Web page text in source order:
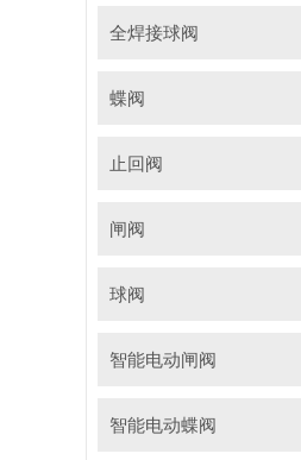
全焊接球阀
蝶阀
止回阀
闸阀
球阀
智能电动闸阀
智能电动蝶阀